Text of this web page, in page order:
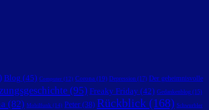
Blog (45) Computer (12) Corona (19) Depression (17) Der geheimnisvolle
(95) Freaky Friday (42) Gedankenblog (15)
(82) Mobilfunk (14) Peter (38) Rückblick (168) Schwurbler